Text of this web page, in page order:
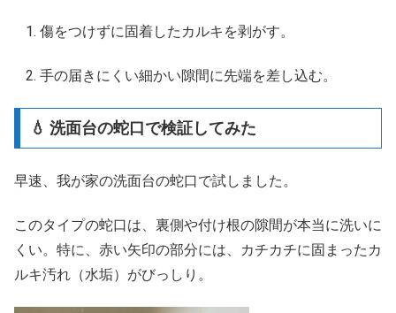
傷をつけずに固着したカルキを剥がす。
手の届きにくい細かい隙間に先端を差し込む。
💧 洗面台の蛇口で検証してみた
早速、我が家の洗面台の蛇口で試しました。
このタイプの蛇口は、裏側や付け根の隙間が本当に洗いに
くい。特に、赤い矢印の部分には、カチカチに固まったカ
ルキ汚れ（水垢）がびっしり。